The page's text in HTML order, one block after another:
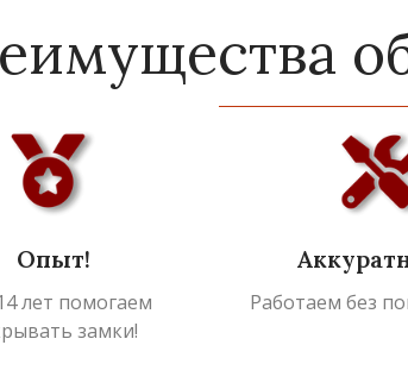
Опыт!
лет помогаем
замки!
Работаем без